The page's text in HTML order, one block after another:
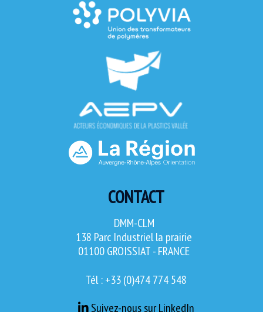
CONTACT
DMM-CLM
138 Parc Industriel la prairie
01100 GROISSIAT - FRANCE
Tél : +33 (0)474 774 548
Suivez-nous sur LinkedIn